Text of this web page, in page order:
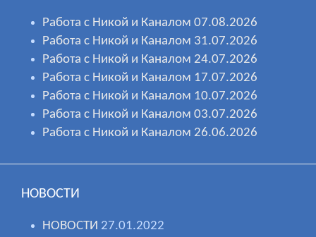
Работа с Никой и Каналом 07.08.2026
Работа с Никой и Каналом 31.07.2026
Работа с Никой и Каналом 24.07.2026
Работа с Никой и Каналом 17.07.2026
Работа с Никой и Каналом 10.07.2026
Работа с Никой и Каналом 03.07.2026
Работа с Никой и Каналом 26.06.2026
НОВОСТИ
НОВОСТИ 27.01.2022